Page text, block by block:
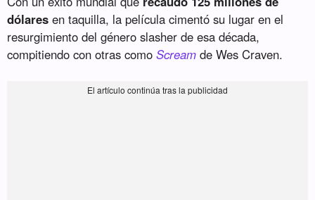
dólares en taquilla, la película cimentó su lugar en el
resurgimiento del género slasher de esa década,
compitiendo con otras comoScream de Wes Craven.